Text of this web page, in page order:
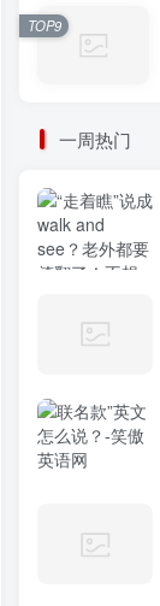
TOP9
一周热门